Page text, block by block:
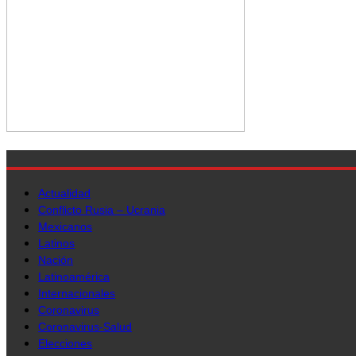
Actualidad
Conflicto Rusia – Ucrania
Mexicanos
Latinos
Nación
Latinoamérica
Internacionales
Coronavirus
Coronavirus-Salud
Elecciones